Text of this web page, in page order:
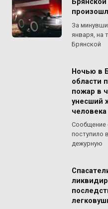
За
января, на
Брянской
Ночью в
области
пожар в
унесший
человека
Сообщение
поступило
дежурную